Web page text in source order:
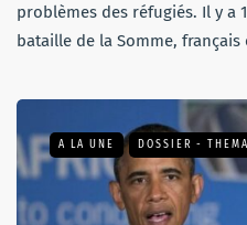
problèmes des réfugiés. Il y a
bataille de la Somme, français
A LA UNE DOSSIER - THEMA